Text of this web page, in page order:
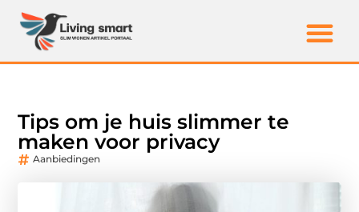
Tips om je huis slimmer te
maken voor privacy
Aanbiedingen